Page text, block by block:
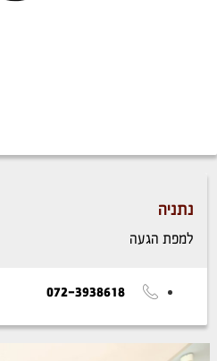
נתניה
למפת הגעה
072-3938618